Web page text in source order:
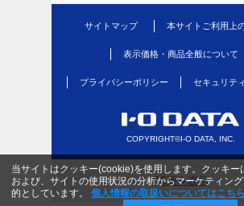
サイトマップ 本サイトご利用上
表示価格・商品全般について
プライバシーポリシー セキュリテ
COPYRIGHT©I-O DATA, INC.
当サイトはクッキー(cookie)を使用します。クッキー
および、サイトの使用状況の分析からマーケティン
的としています。
個人情報の取扱いについてはこちら
PC版を表示